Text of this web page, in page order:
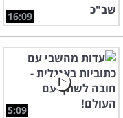
16:09
5:09